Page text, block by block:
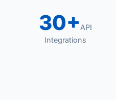
30+ API
Integrations